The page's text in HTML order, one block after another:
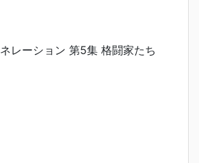
レーション 第5集 格闘家たち